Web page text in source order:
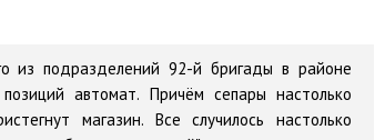
из подразделений 92-й бригады в районе
автомат. Причём сепары настолько
магазин. Все случилось настолько